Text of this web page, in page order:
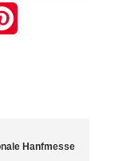
Hanfmesse